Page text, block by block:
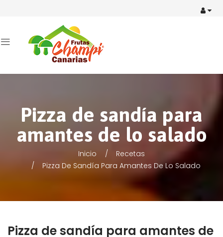
Pizza de sandía para
amantes de lo salado
Inicio
Recetas
Pizza De Sandía Para Amantes De Lo Salado
Pizza de sandía para amantes de